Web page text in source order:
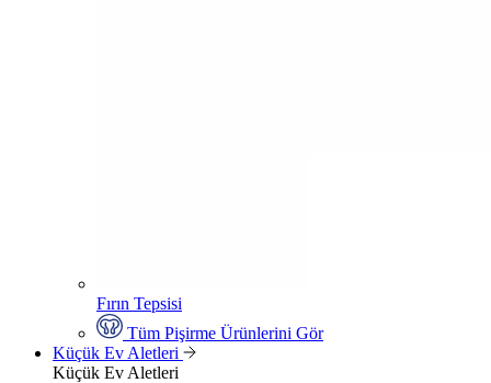
Fırın Tepsisi
Tüm Pişirme Ürünlerini Gör
Küçük Ev Aletleri
Küçük Ev Aletleri